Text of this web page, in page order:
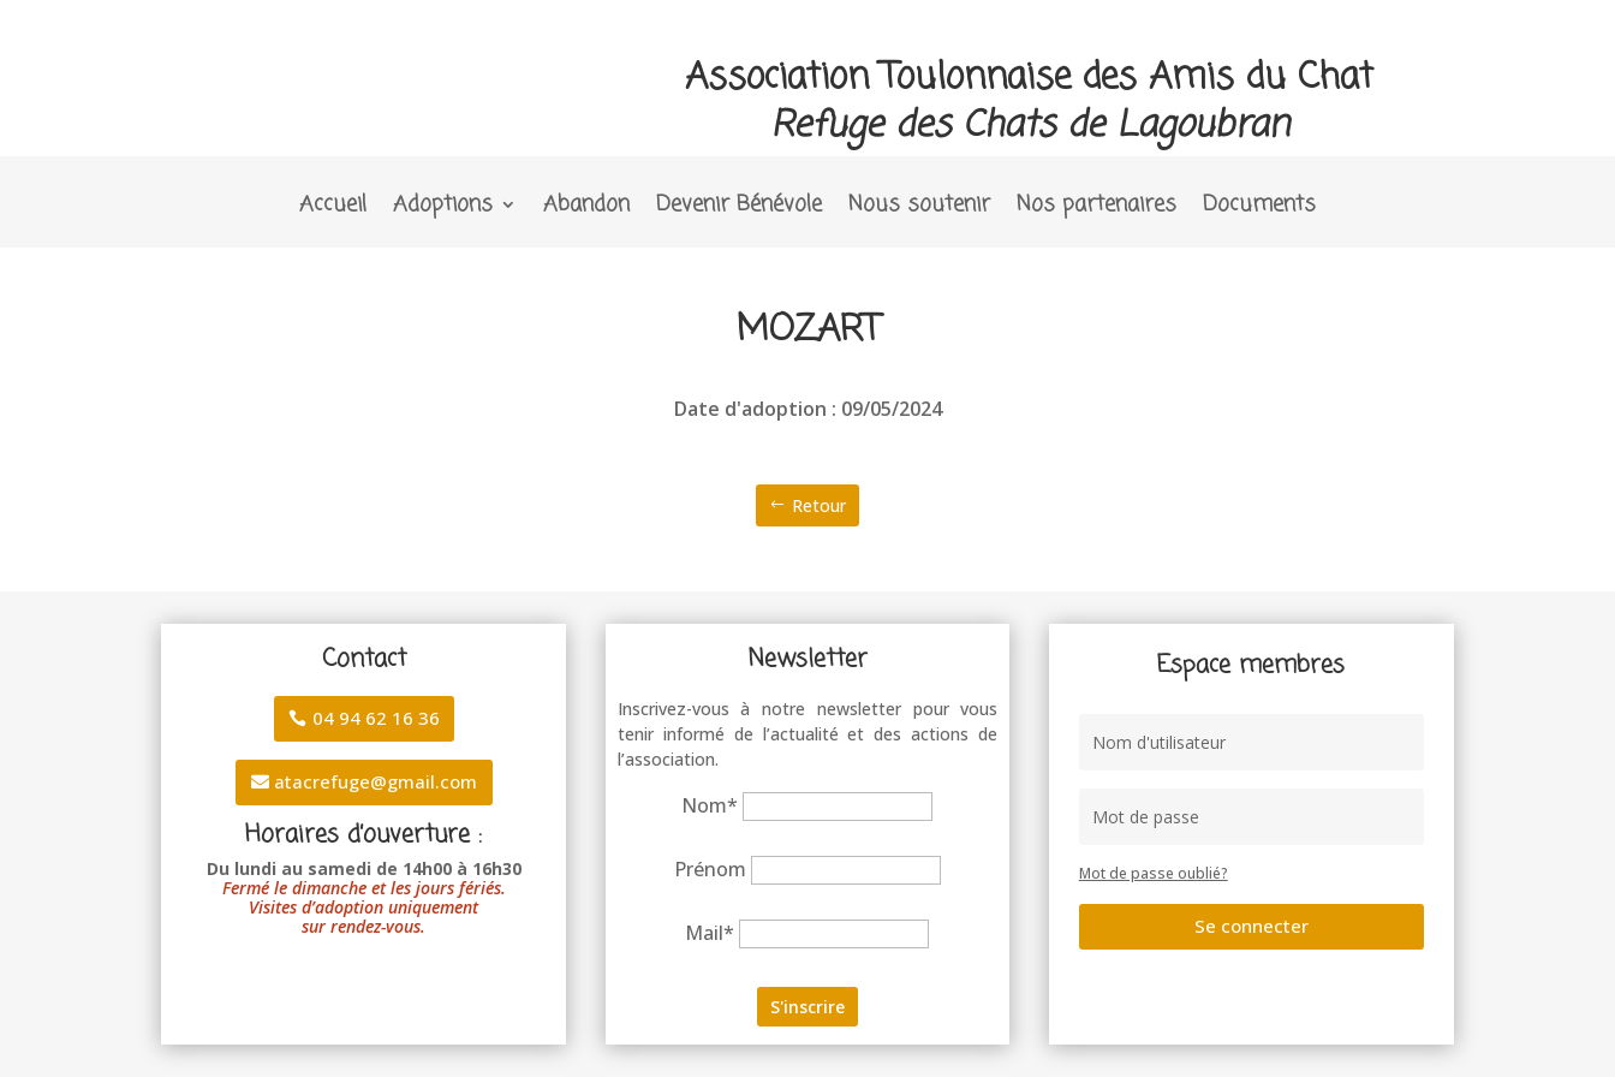
Association Toulonnaise des Amis du Chat
Refuge des Chats de Lagoubran
Accueil Adoptions Abandon Devenir Bénévole Nous soutenir Nos partenaires Documents
MOZART
Date d'adoption : 09/05/2024
Retour
Contact
04 94 62 16 36
atacrefuge@gmail.com
Horaires d’ouverture :
Du lundi au samedi de 14h00 à 16h30
Fermé le dimanche et les jours fériés.
Visites d’adoption uniquement
sur rendez-vous.
Newsletter
Inscrivez-vous à notre newsletter pour vous
tenir informé de l’actualité et des actions de
l’association.
Nom*
Prénom
Mail*
Espace membres
Mot de passe oublié?
Se connecter